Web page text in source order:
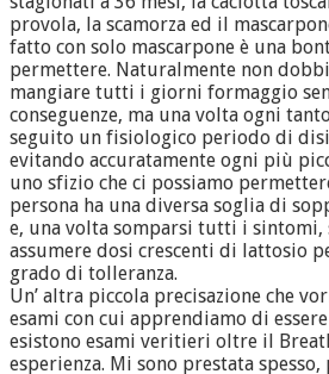
provola, la scamorza ed il
fatto con solo mascarpone è una
permettere. Naturalmente non
mangiare tutti i giorni formaggio
conseguenze, ma una volta ogni
seguito un fisiologico periodo di
evitando accuratamente ogni più
uno sfizio che ci possiamo
persona ha una diversa soglia di
e, una volta somparsi tutti i sintomi,
assumere dosi crescenti di lattosio
grado di tolleranza.
Un’ altra piccola precisazione che
esami con cui apprendiamo di
esistono esami veritieri oltre il
esperienza. Mi sono prestata